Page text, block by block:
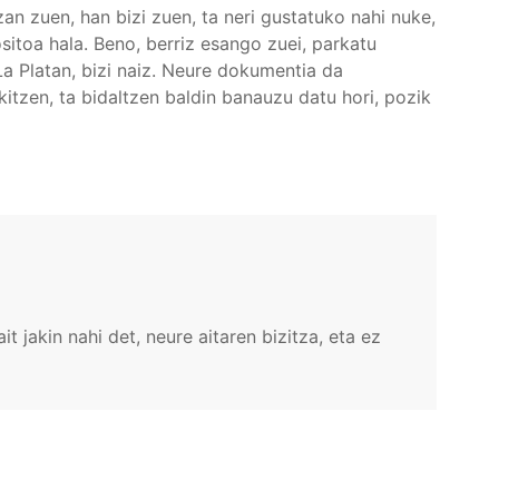
zuen, han bizi zuen, ta neri gustatuko nahi nuke,
hala. Beno, berriz esango zuei, parkatu
Platan, bizi naiz. Neure dokumentia da
ta bidaltzen baldin banauzu datu hori, pozik
jakin nahi det, neure aitaren bizitza, eta ez